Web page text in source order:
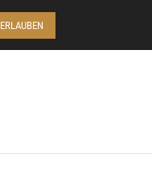
ERLAUBEN